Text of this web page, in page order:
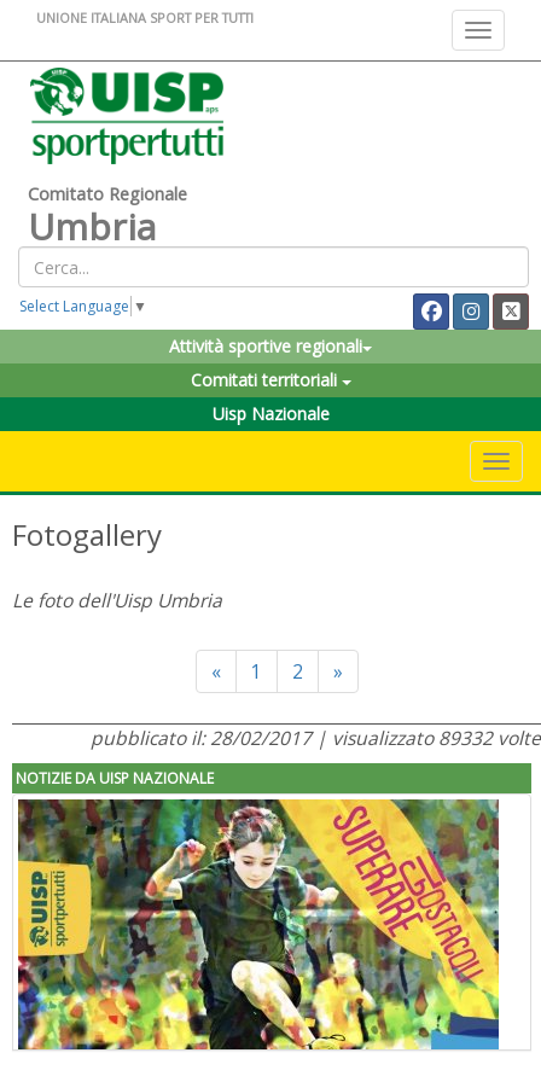
Toggle
UNIONE ITALIANA SPORT PER TUTTI
Comitato Regionale
Umbria
Select Language ▼
Attività sportive regionali
Comitati territoriali
Uisp Nazionale
Fotogallery
Le foto dell'Uisp Umbria
«Previous
1 2 »Next
pubblicato il: 28/02/2017 | visualizzato 89332 volte
NOTIZIE DA UISP NAZIONALE